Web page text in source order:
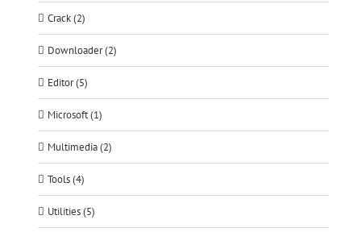
Crack (2)
Downloader (2)
Editor (5)
Microsoft (1)
Multimedia (2)
Tools (4)
Utilities (5)